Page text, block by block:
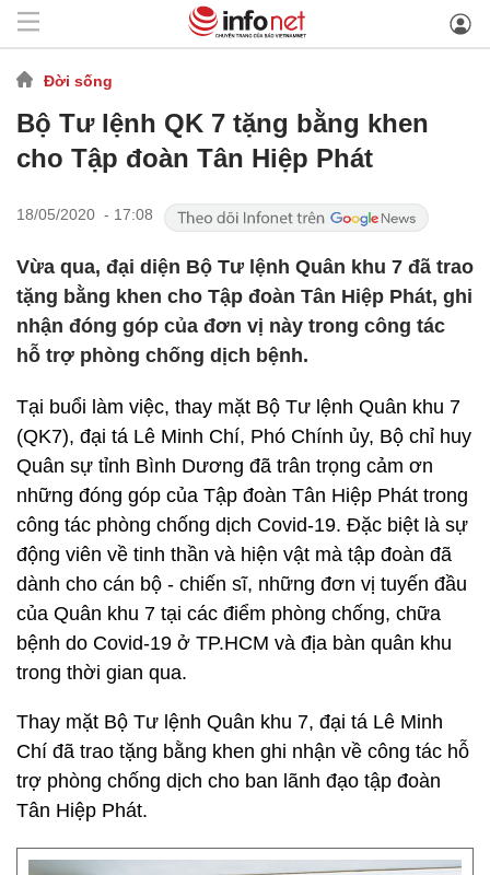
Đời sống
Bộ Tư lệnh QK 7 tặng bằng khen
cho Tập đoàn Tân Hiệp Phát
18/05/2020 - 17:08
Vừa qua, đại diện Bộ Tư lệnh Quân khu 7 đã trao
tặng bằng khen cho Tập đoàn Tân Hiệp Phát, ghi
nhận đóng góp của đơn vị này trong công tác
hỗ trợ phòng chống dịch bệnh.
Tại buổi làm việc, thay mặt Bộ Tư lệnh Quân khu 7
(QK7), đại tá Lê Minh Chí, Phó Chính ủy, Bộ chỉ huy
Quân sự tỉnh Bình Dương đã trân trọng cảm ơn
những đóng góp của Tập đoàn Tân Hiệp Phát trong
công tác phòng chống dịch Covid-19. Đặc biệt là sự
động viên về tinh thần và hiện vật mà tập đoàn đã
dành cho cán bộ - chiến sĩ, những đơn vị tuyến đầu
của Quân khu 7 tại các điểm phòng chống, chữa
bệnh do Covid-19 ở TP.HCM và địa bàn quân khu
trong thời gian qua.
Thay mặt Bộ Tư lệnh Quân khu 7, đại tá Lê Minh
Chí đã trao tặng bằng khen ghi nhận về công tác hỗ
trợ phòng chống dịch cho ban lãnh đạo tập đoàn
Tân Hiệp Phát.